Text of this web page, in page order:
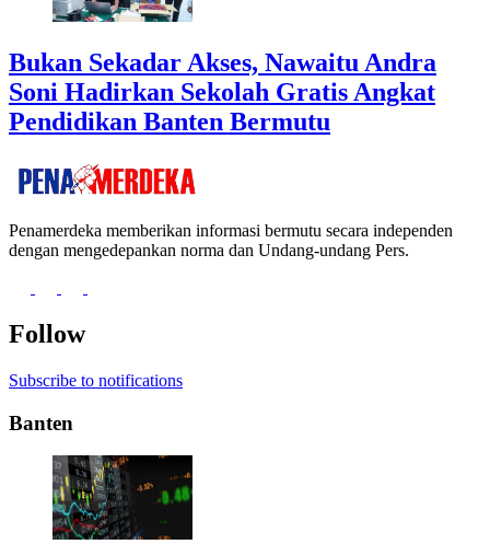
Bukan Sekadar Akses, Nawaitu Andra
Soni Hadirkan Sekolah Gratis Angkat
Pendidikan Banten Bermutu
Penamerdeka memberikan informasi bermutu secara independen
dengan mengedepankan norma dan Undang-undang Pers.
Follow
Subscribe to notifications
Banten